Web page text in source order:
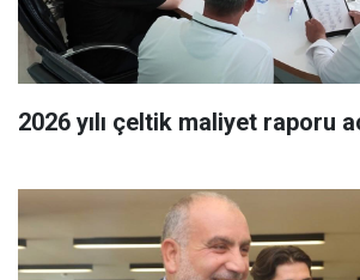
2026 yılı çeltik maliyet raporu